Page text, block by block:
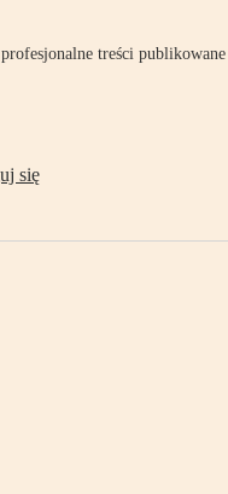
treści publikowane
się